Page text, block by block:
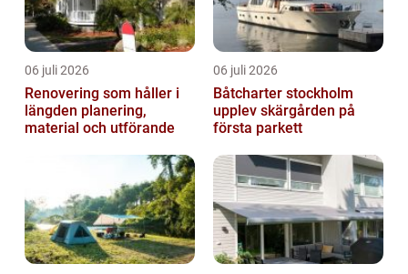
06 juli 2026
Renovering som håller i
längden planering,
material och utförande
06 juli 2026
Båtcharter stockholm
upplev skärgården på
första parkett